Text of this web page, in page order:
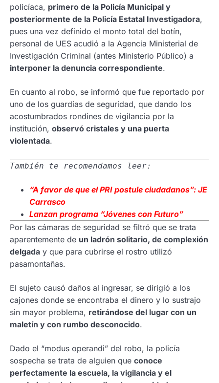
policíaca, primero de la Policía Municipal y
posteriormente de la Policía Estatal Investigadora,
pues una vez definido el monto total del botín,
personal de UES acudió a la Agencia Ministerial de
Investigación Criminal (antes Ministerio Público) a
interponer la denuncia correspondiente.
En cuanto al robo, se informó que fue reportado por
uno de los guardias de seguridad, que dando los
acostumbrados rondines de vigilancia por la
institución, observó cristales y una puerta
violentada.
También te recomendamos leer:
“A favor de que el PRI postule ciudadanos”: JE
Carrasco
Lanzan programa “Jóvenes con Futuro”
Por las cámaras de seguridad se filtró que se trata
aparentemente de un ladrón solitario, de complexión
delgada y que para cubrirse el rostro utilizó
pasamontañas.
El sujeto causó daños al ingresar, se dirigió a los
cajones donde se encontraba el dinero y lo sustrajo
sin mayor problema, retirándose del lugar con un
maletín y con rumbo desconocido.
Dado el “modus operandi” del robo, la policía
sospecha se trata de alguien que conoce
perfectamente la escuela, la vigilancia y el